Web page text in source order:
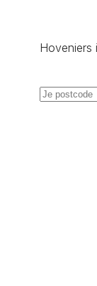
Hoveniers